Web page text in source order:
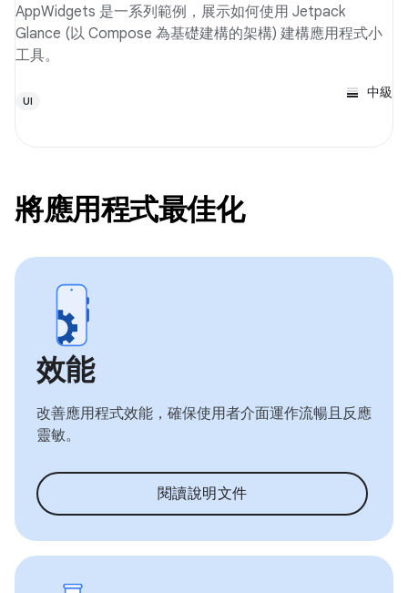
AppWidgets 是一系列範例，展示如何使用 Jetpack
Glance (以 Compose 為基礎建構的架構) 建構應用程式小
工具。
UI
中級
將應用程式最佳化
效能
改善應用程式效能，確保使用者介面運作流暢且反應
靈敏。
閱讀說明文件